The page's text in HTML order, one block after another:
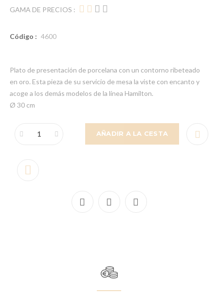
GAMA DE PRECIOS :
Código : 4600
Plato de presentación de porcelana con un contorno ribeteado
en oro. Esta pieza de su servicio de mesa la viste con encanto y
acoge a los demás modelos de la línea Hamilton.
Ø 30 cm
AÑADIR A LA CESTA